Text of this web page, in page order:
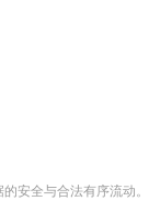
安全与合法有序流动。